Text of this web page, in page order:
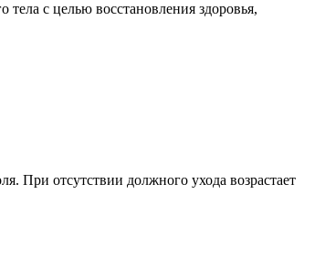
с целью восстановления здоровья,
При отсутствии должного ухода возрастает